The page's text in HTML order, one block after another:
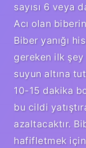
sayısı 6 veya
Acı olan
Biber yanığı
gereken ilk
suyun altına
10-15 dakika
bu cildi
azaltacaktır.
hafifletmek